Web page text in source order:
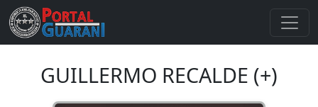
GUILLERMO RECALDE (+)